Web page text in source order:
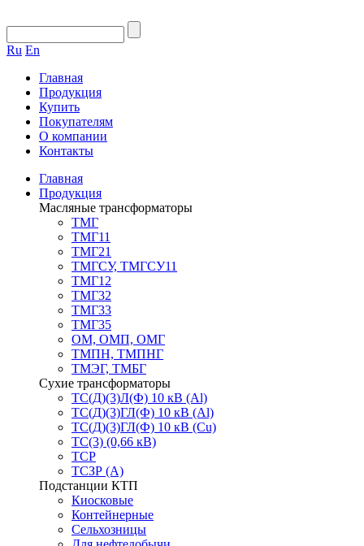
Ru En
Главная
Продукция
Купить
Покупателям
О компании
Контакты
Главная
Продукция
Масляные трансформаторы
ТМГ
ТМГ11
ТМГ21
ТМГСУ, ТМГСУ11
ТМГ12
ТМГ32
ТМГ33
ТМГ35
ОМ, ОМП, ОМГ
ТМПН, ТМПНГ
ТМЭГ, ТМБГ
Сухие трансформаторы
ТС(Д)(3)Л(Ф) 10 кВ (Al)
ТС(Д)(3)ГЛ(Ф) 10 кВ (Al)
ТС(Д)(3)ГЛ(Ф) 10 кВ (Cu)
ТС(3) (0,66 кВ)
ТСР
ТСЗР (А)
Подстанции КТП
Киосковые
Контейнерные
Сельхозницы